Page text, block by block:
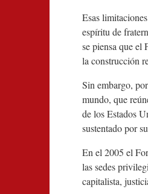
Esas
espíritu de
se piensa que el
la construcción
Sin embargo,
mundo, que
de los Estados
sustentado por
En el 2005 el
las sedes
capitalista,